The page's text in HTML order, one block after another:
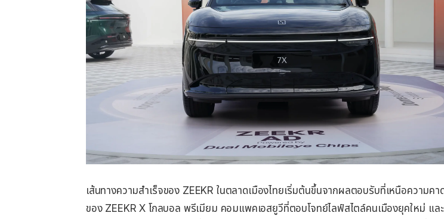
เส้นทางความสำเร็จของ ZEEKR ในตลาดเมืองไทยเริ่มต้นขึ้นจากผลตอบรับที่เหนือความค
ของ ZEEKR X โกลบอล พรีเมียม คอมแพคเอสยูวีที่ตอบโจทย์ไลฟ์สไตล์คนเมืองยุคใหม่ แล